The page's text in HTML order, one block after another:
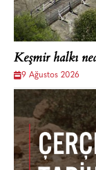
Keşmir halkı
9 Ağustos 2026